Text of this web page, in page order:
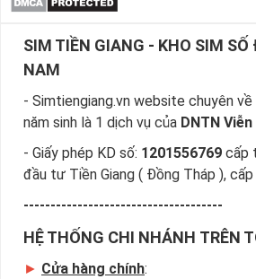
sim tứ quý đuôicó 4 dãy số trùng liền
( VD 097*7777 - 091*9999 -
giữa ( VD 097*7777* - 091* 9999* -
sim tứ quý đều mang ý nghĩa khác
công danh sự nghiệp vững chắc cho
SIM TIỀN GIANG - KHO SIM SỐ
NAM
- Simtiengiang.vn website chuyên
năm sinh là 1 dịch vụ của DNTN
- Giấy phép KD số: 1201556769 cấp
đầu tư Tiền Giang ( Đồng Tháp ),
-------------------------------------
HỆ THỐNG CHI NHÁNH TRÊN
► Cửa hàng chính: